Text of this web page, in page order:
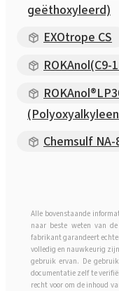
geëthoxyleerd)
EXOtrope CS
ROKAnol(C9-
Chemsulf NA-
Alle bovenstaande
naar beste weten van
fabrikant garandeert
volledig en nauwkeurig
gebruik ervan. De
documentatie zelf te
recht voor om de inhoud